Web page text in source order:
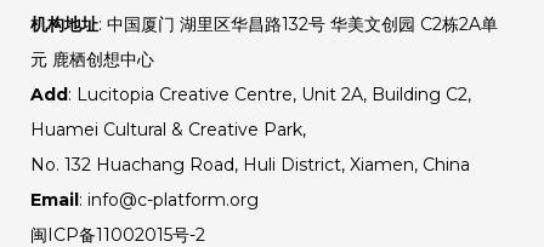
机构地址: 中国厦门 湖里区华昌路132号 华美文创园 C2栋2A单
元 鹿栖创想中心
Add: Lucitopia Creative Centre, Unit 2A, Building C2,
Huamei Cultural & Creative Park,
No. 132 Huachang Road, Huli District, Xiamen, China
Email: info@c-platform.org
闽ICP备11002015号-2